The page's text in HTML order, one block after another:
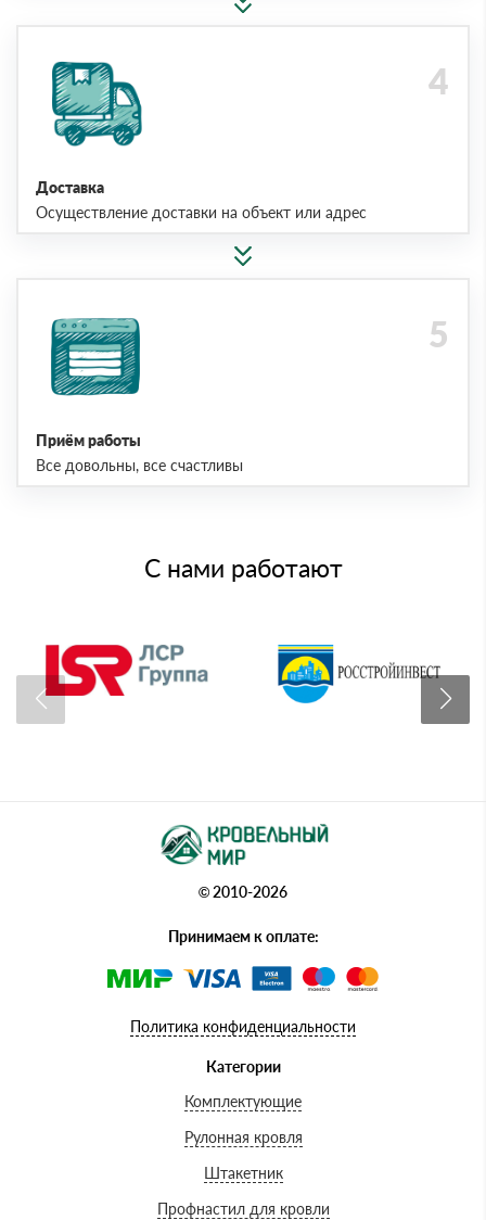
Доставка
Осуществление доставки на объект или адрес
Приём работы
Все довольны, все счастливы
С нами работают
© 2010-2026
Принимаем к оплате:
Политика конфиденциальности
Категории
Комплектующие
Рулонная кровля
Штакетник
Профнастил для кровли